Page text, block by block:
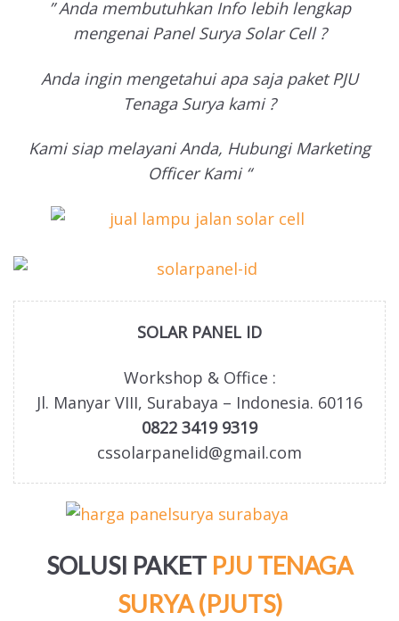
” Anda membutuhkan Info lebih lengkap
mengenai Panel Surya Solar Cell ?
Anda ingin mengetahui apa saja paket PJU
Tenaga Surya kami ?
Kami siap melayani Anda, Hubungi Marketing
Officer Kami “
SOLAR PANEL ID
Workshop & Office :
Jl. Manyar VIII, Surabaya – Indonesia. 60116
0822 3419 9319
cssolarpanelid@gmail.com
SOLUSI PAKET PJU TENAGA
SURYA (PJUTS)